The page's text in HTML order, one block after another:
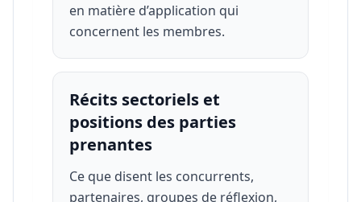
en matière d’application qui
concernent les membres.
Récits sectoriels et
positions des parties
prenantes
Ce que disent les concurrents,
partenaires, groupes de réflexion,